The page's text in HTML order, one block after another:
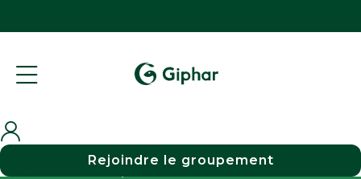
Choisir une pharmacie
Rejoindre le groupement